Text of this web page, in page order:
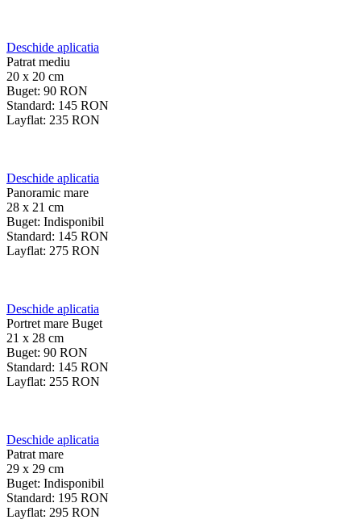
Deschide aplicatia
Patrat mediu
20 x 20 cm
Buget: 90 RON
Standard: 145 RON
Layflat: 235 RON
Deschide aplicatia
Panoramic mare
28 x 21 cm
Buget: Indisponibil
Standard: 145 RON
Layflat: 275 RON
Deschide aplicatia
Portret mare Buget
21 x 28 cm
Buget: 90 RON
Standard: 145 RON
Layflat: 255 RON
Deschide aplicatia
Patrat mare
29 x 29 cm
Buget: Indisponibil
Standard: 195 RON
Layflat: 295 RON